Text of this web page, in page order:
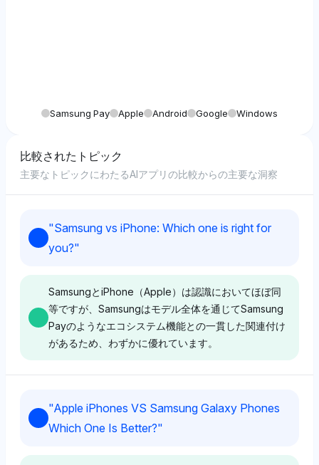
Samsung Pay Apple Android Google Windows
比較されたトピック
主要なトピックにわたるAIアプリの比較からの主要な洞察
"Samsung vs iPhone: Which one is right for
you?"
SamsungとiPhone（Apple）は認識においてほぼ同
等ですが、Samsungはモデル全体を通じてSamsung
Payのようなエコシステム機能との一貫した関連付け
があるため、わずかに優れています。
GrokはAppleとSamsung Pay（それぞれ4%）に対し
"Apple iPhones VS Samsung Galaxy Phones
Which One Is Better?"